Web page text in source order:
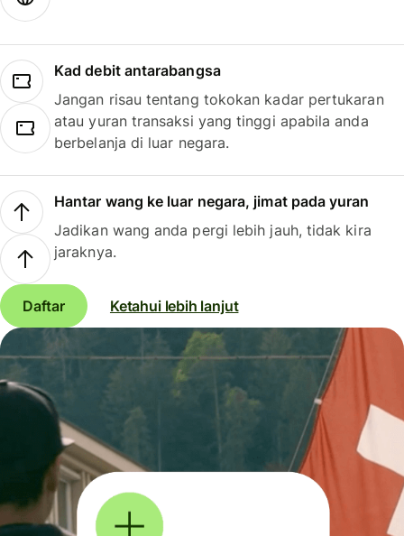
Kad debit antarabangsa
Jangan risau tentang tokokan kadar pertukaran
atau yuran transaksi yang tinggi apabila anda
berbelanja di luar negara.
Hantar wang ke luar negara, jimat pada yuran
Jadikan wang anda pergi lebih jauh, tidak kira
jaraknya.
Daftar Ketahui lebih lanjut